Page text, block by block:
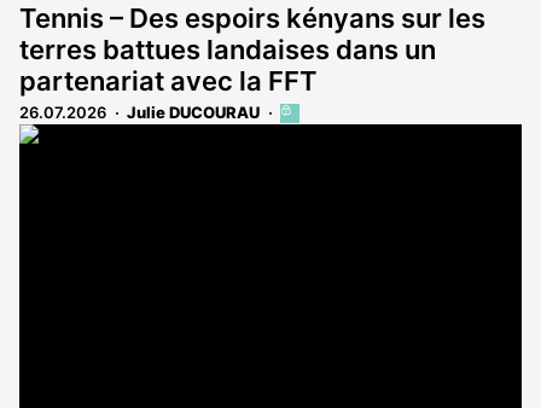
Tennis – Des espoirs kényans sur les
terres battues landaises dans un
partenariat avec la FFT
26.07.2026 Julie DUCOURAU
Cet